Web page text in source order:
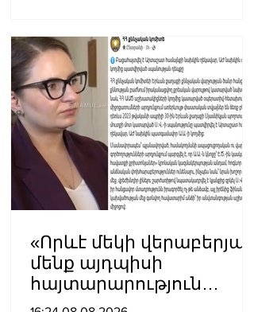
«Որևէ մեկի վերաբերյալ
մենք այդպիսի
հայտարարություն
չպետք է ունենանք»․